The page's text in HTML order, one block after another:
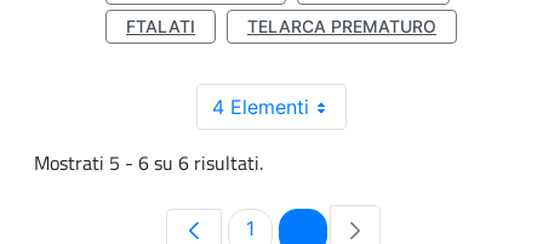
FTALATI
TELARCA PREMATURO
4 Elementi
Mostrati 5 - 6 su 6 risultati.
Pagina
1 Pagina